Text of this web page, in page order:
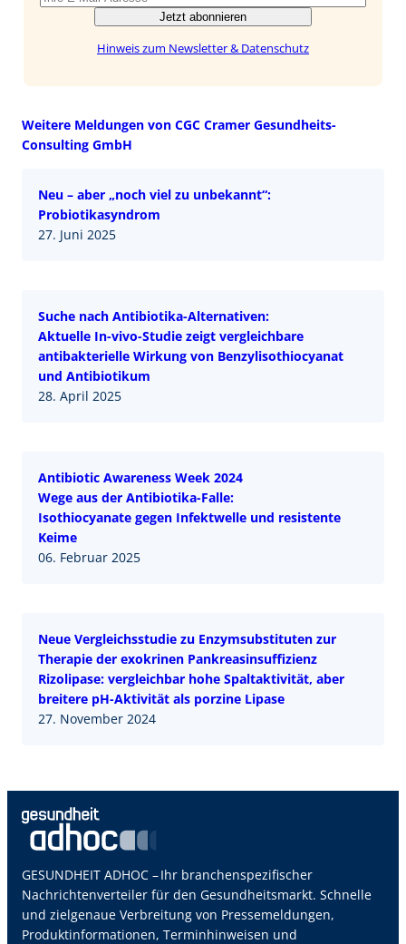
Jetzt abonnieren
Hinweis zum Newsletter & Datenschutz
Weitere Meldungen von CGC Cramer Gesundheits-
Consulting GmbH
Neu – aber „noch viel zu unbekannt“:
Probiotikasyndrom
27. Juni 2025
Suche nach Antibiotika-Alternativen:
Aktuelle In-vivo-Studie zeigt vergleichbare
antibakterielle Wirkung von Benzylisothiocyanat
und Antibiotikum
28. April 2025
Antibiotic Awareness Week 2024
Wege aus der Antibiotika-Falle:
Isothiocyanate gegen Infektwelle und resistente
Keime
06. Februar 2025
Neue Vergleichsstudie zu Enzymsubstituten zur
Therapie der exokrinen Pankreasinsuffizienz
Rizolipase: vergleichbar hohe Spaltaktivität, aber
breitere pH-Aktivität als porzine Lipase
27. November 2024
GESUNDHEIT ADHOC – Ihr branchenspezifischer
Nachrichtenverteiler für den Gesundheitsmarkt. Schnelle
und zielgenaue Verbreitung von Pressemeldungen,
Produktinformationen, Terminhinweisen und